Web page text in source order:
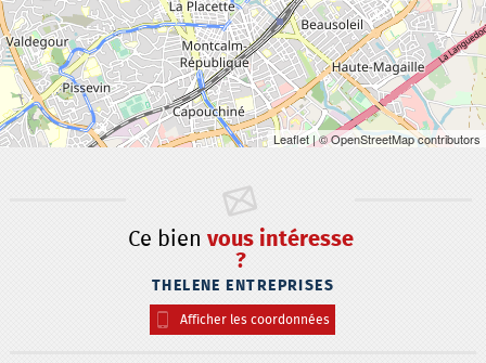
Leaflet| © OpenStreetMap contributors
Ce bien vous intéresse
?
THELENE ENTREPRISES
Afficher les coordonnées